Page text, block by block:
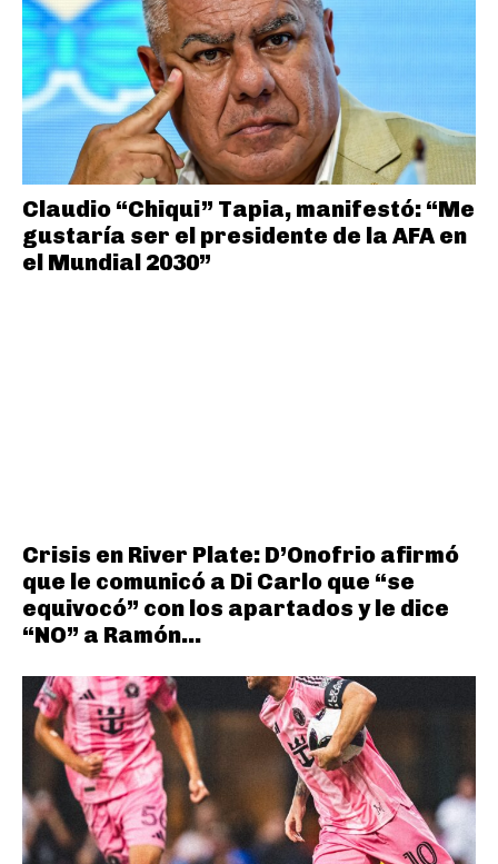
Claudio “Chiqui” Tapia, manifestó: “Me
gustaría ser el presidente de la AFA en
el Mundial 2030”
Crisis en River Plate: D’Onofrio afirmó
que le comunicó a Di Carlo que “se
equivocó” con los apartados y le dice
“NO” a Ramón...